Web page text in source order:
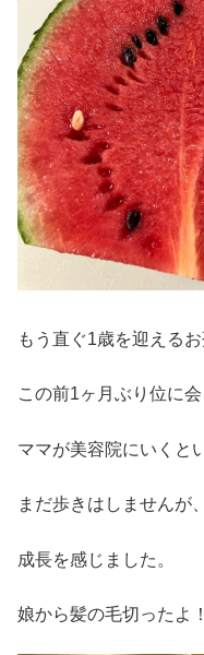
もう直ぐ1歳を迎える
この前1ヶ月ぶり位に会
ママが美容院にいくと
まだ歩きはしませんが
成長を感じました。
娘から髪の毛切ったよ